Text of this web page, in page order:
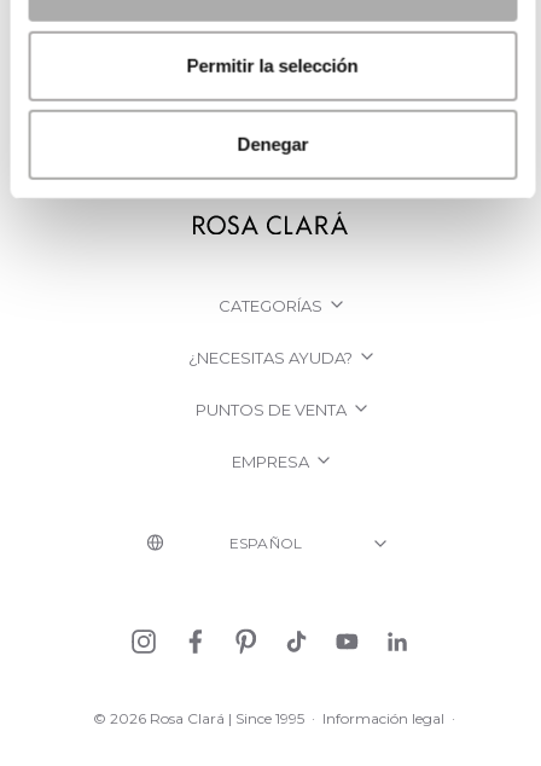
Permitir la selección
Denegar
CATEGORÍAS
¿NECESITAS AYUDA?
PUNTOS DE VENTA
EMPRESA
© 2026 Rosa Clará | Since 1995 · Información legal ·